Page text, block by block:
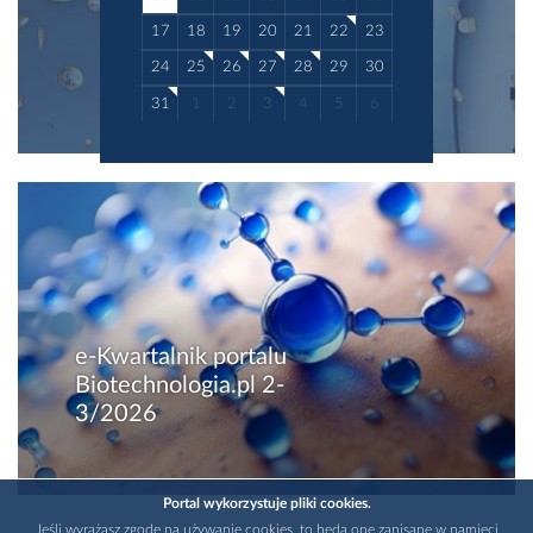
17 18 19 20 21 22 23
24 25 26 27 28 29 30
31 1 2 3 4 5 6
e-Kwartalnik portalu
Biotechnologia.pl 2-
3/2026
Portal wykorzystuje pliki cookies.
Jeśli wyrażasz zgodę na używanie cookies, to będą one zapisane w pamięci